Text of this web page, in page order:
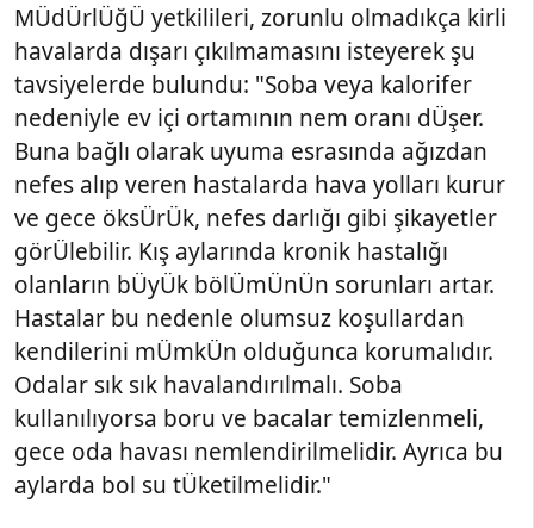
MÜdÜrlÜğÜ yetkilileri, zorunlu olmadıkça kirli
havalarda dışarı çıkılmamasını isteyerek şu
tavsiyelerde bulundu: "Soba veya kalorifer
nedeniyle ev içi ortamının nem oranı dÜşer.
Buna bağlı olarak uyuma esrasında ağızdan
nefes alıp veren hastalarda hava yolları kurur
ve gece öksÜrÜk, nefes darlığı gibi şikayetler
görÜlebilir. Kış aylarında kronik hastalığı
olanların bÜyÜk bölÜmÜnÜn sorunları artar.
Hastalar bu nedenle olumsuz koşullardan
kendilerini mÜmkÜn olduğunca korumalıdır.
Odalar sık sık havalandırılmalı. Soba
kullanılıyorsa boru ve bacalar temizlenmeli,
gece oda havası nemlendirilmelidir. Ayrıca bu
aylarda bol su tÜketilmelidir."